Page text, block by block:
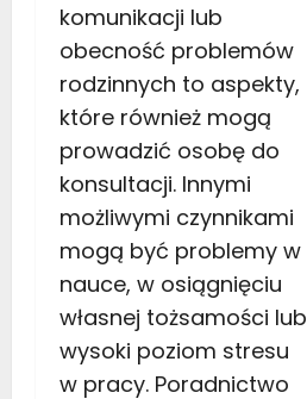
komunikacji lub
obecność problemów
rodzinnych to aspekty,
które również mogą
prowadzić osobę do
konsultacji. Innymi
możliwymi czynnikami
mogą być problemy w
nauce, w osiągnięciu
własnej tożsamości lub
wysoki poziom stresu
w pracy. Poradnictwo